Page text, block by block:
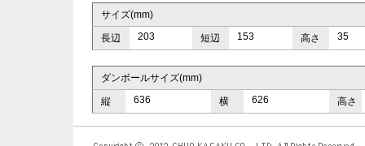
サイズ(mm)
長辺 203 短辺 153 高さ 35
ダンボールサイズ(mm)
縦 636 横 626 高さ